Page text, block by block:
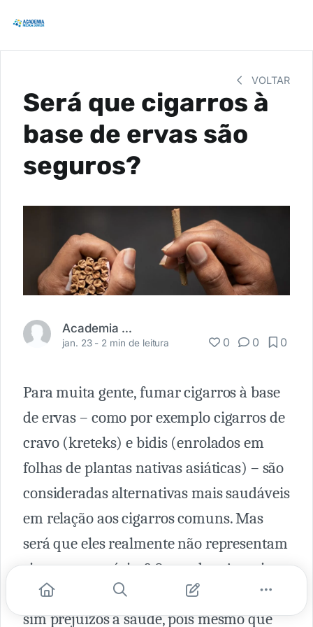
VOLTAR
Será que cigarros à
base de ervas são
seguros?
Academia Médica
jan. 23 - 2 min de leitura 0 0 0
Para muita gente, fumar cigarros à base
de ervas – como por exemplo cigarros de
cravo (kreteks) e bidis (enrolados em
folhas de plantas nativas asiáticas) – são
consideradas alternativas mais saudáveis
em relação aos cigarros comuns. Mas
será que eles realmente não representam
riscos aos usuários? Segundo a American
Cancer Society (ACS), os produtos geram
sim prejuízos à saúde, pois mesmo que